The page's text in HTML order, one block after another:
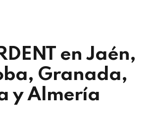
en Jaén,
Granada,
y Almería